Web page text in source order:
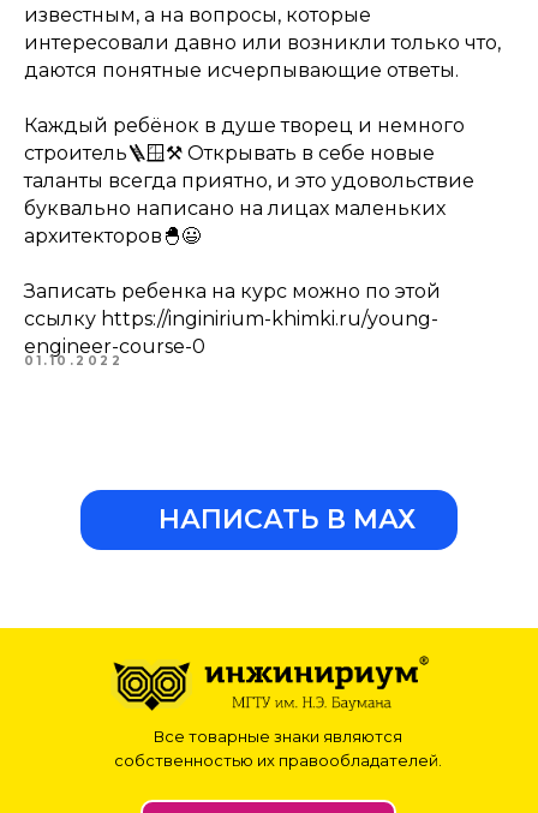
известным, а на вопросы, которые
интересовали давно или возникли только что,
даются понятные исчерпывающие ответы.
Каждый ребёнок в душе творец и немного
строитель🪜🪟⚒ Открывать в себе новые
таланты всегда приятно, и это удовольствие
буквально написано на лицах маленьких
архитекторов🐣😃
Записать ребенка на курс можно по этой
ссылку https://inginirium-khimki.ru/young-
engineer-course-0
01.10.2022
НАПИСАТЬ В МАХ
Все товарные знаки являются
собственностью их правообладателей.